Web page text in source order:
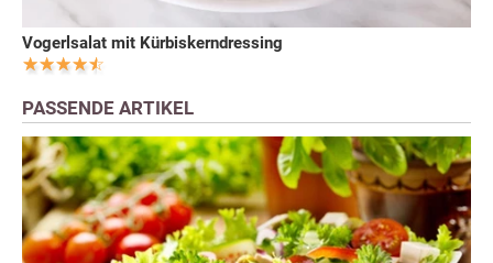
Vogerlsalat mit Kürbiskerndressing
PASSENDE ARTIKEL